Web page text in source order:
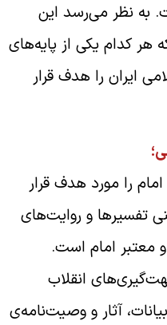
به نظر می‌رسد این
کدام یکی از پایه‌های
ایران را هدف قرار
را مورد هدف قرار
تفسیرها و روایت‌های
امام است.
انقلاب
آثار و وصیت‌نامه‌ی